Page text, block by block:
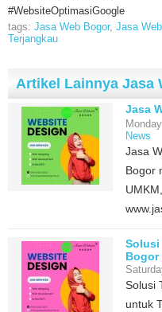
#WebsiteOptimasiGoogle
tags: Jasa Web Bogor, Jasa
Terjangkau
Artikel Lainnya Jasa
Jasa
News
Jasa
Bogor
Solusi
Bogor
Anda
Solusi
untuk